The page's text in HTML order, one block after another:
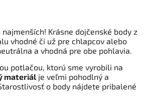
Krásne dojčenské body z
vhodné či už pre chlapcov alebo
a vhodná pre obe pohlavia.
potlačou, ktorú sme vyrobili na
materiál je veľmi pohodlný a
o body nájdete pribalené